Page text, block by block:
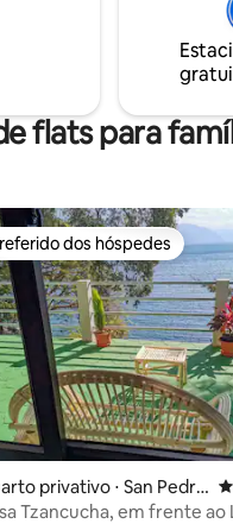
flats para
média de 5, 199
dos hóspedes
dos hóspedes
privativo ⋅ San Pedro
Tzancucha, em frente ao